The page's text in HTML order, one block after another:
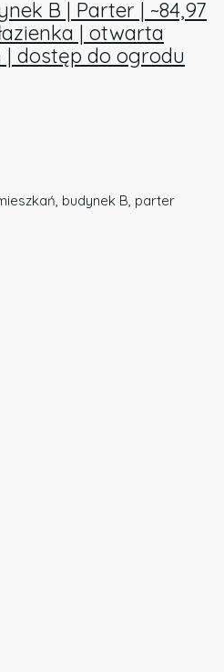
B | Parter | ~84,97
| otwarta
dostęp do ogrodu
budynek B, parter